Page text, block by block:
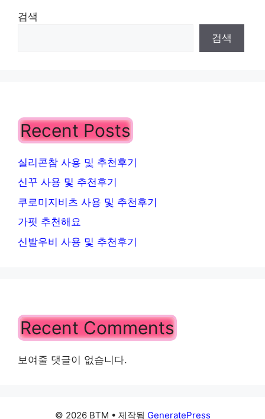
검색
검색
Recent Posts
실리콘참 사용 및 추천후기
신꾸 사용 및 추천후기
쿠로미지비츠 사용 및 추천후기
가핏 추천해요
신발우비 사용 및 추천후기
Recent Comments
보여줄 댓글이 없습니다.
© 2026 BTM • 제작됨 GeneratePress